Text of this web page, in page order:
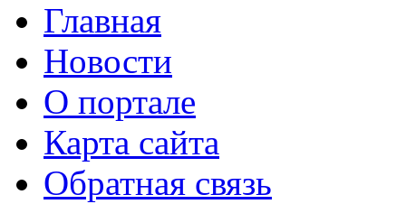
Главная
Новости
О портале
Карта сайта
Обратная связь